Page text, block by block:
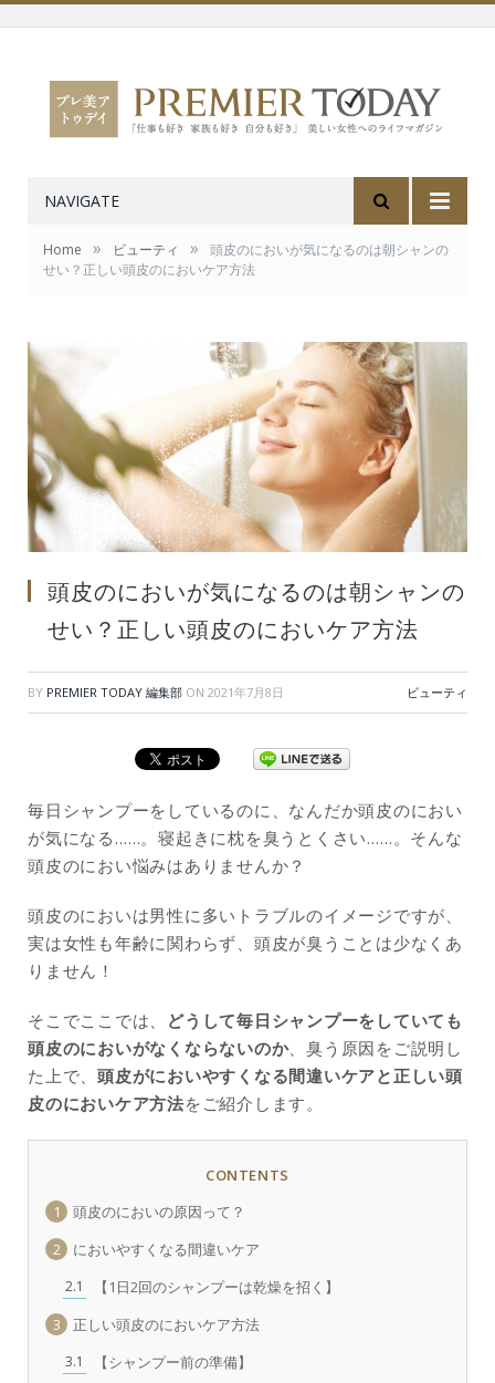
NAVIGATE
Home » ビューティ »
頭皮のにおいが気になるのは朝シャンの
せい？正しい頭皮のにおいケア方法
頭皮のにおいが気になるのは朝シャンの
せい？正しい頭皮のにおいケア方法
BY PREMIER TODAY 編集部 ON 2021年7月8日 ビューティ
毎日シャンプーをしているのに、なんだか頭皮のにおい
が気になる……。寝起きに枕を臭うとくさい……。そんな
頭皮のにおい悩みはありませんか？
頭皮のにおいは男性に多いトラブルのイメージですが、
実は女性も年齢に関わらず、頭皮が臭うことは少なくあ
りません！
そこでここでは、 どうして毎日シャンプーをしていても
頭皮のにおいがなくならないのか、臭う原因をご説明し
た上で、 頭皮がにおいやすくなる間違いケアと正しい頭
皮のにおいケア方法をご紹介します。
CONTENTS
1
頭皮のにおいの原因って？
2
においやすくなる間違いケア
2.1
【1日2回のシャンプーは乾燥を招く】
3
正しい頭皮のにおいケア方法
3.1 【シャンプー前の準備】